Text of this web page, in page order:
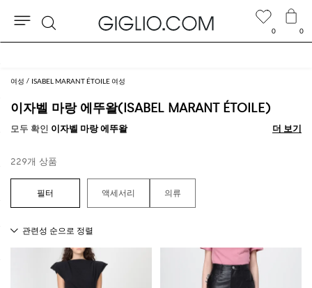
여성 ISABEL MARANT ÉTOILE 여성
이자벨 마랑 에뚜왈(ISABEL MARANT ÉTOILE)
모두 확인 이자벨 마랑 에뚜왈 더 보기
더 보기
229개 상품
액세서리 의류
0 0
검